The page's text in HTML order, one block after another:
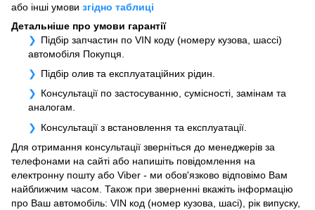
або інші умови згідно таблиці
Детальніше про умови гарантії
Підбір запчастин по VIN коду (номеру кузова, шассі)
автомобіля Покупця.
Підбір олив та експлуатаційних рідин.
Консультації по застосуванню, сумісності, замінам та
аналогам.
Консультації з встановлення та експлуатації.
Для отримання консультації зверніться до менеджерів за
телефонами на сайті або напишіть повідомлення на
електронну пошту або Viber - ми обов'язково відповімо Вам
найближчим часом. Також при зверненні вкажіть інформацію
про Ваш автомобіль: VIN код (номер кузова, шасі), рік випуску,